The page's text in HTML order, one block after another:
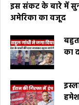
इस संकट के बारे में
अमेरिका का वजूद
का